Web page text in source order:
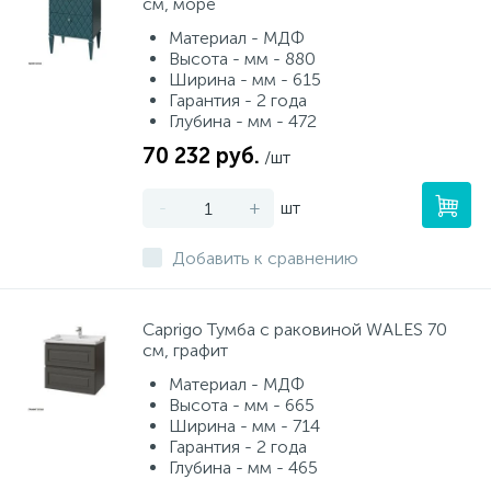
Материал - МДФ
Высота - мм - 880
Ширина - мм - 615
Гарантия - 2 года
Глубина - мм - 472
70 232 руб. /шт
- + шт
Добавить к сравнению
Caprigo Тумба с раковиной WALES 70
см, графит
Материал - МДФ
Высота - мм - 665
Ширина - мм - 714
Гарантия - 2 года
Глубина - мм - 465